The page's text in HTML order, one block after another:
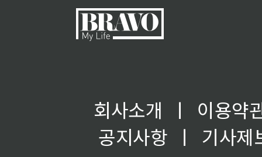
회사소개 ㅣ
이용약
공지사항
ㅣ
기사제